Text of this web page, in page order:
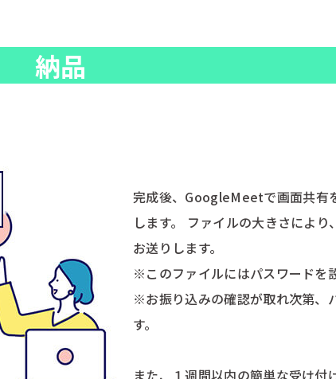
納品
完成後、GoogleMeetで画面共有
します。 ファイルの大きさによ
お送りします。
※このファイルにはパスワードを
※お振り込みの確認が取れ次第、
す。
また、１週間以内の簡単な受け付